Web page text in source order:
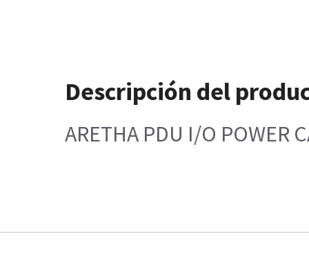
Descripción del
ARETHA PDU I/O POWER